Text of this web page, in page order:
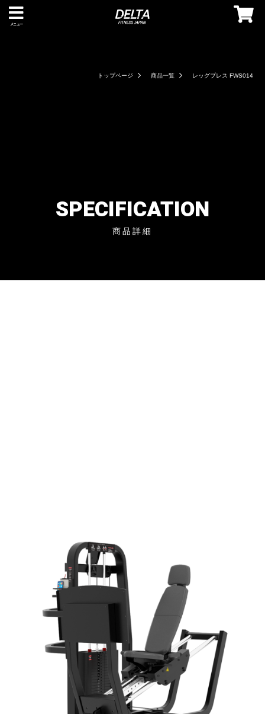
メニュー
トップページ 商品一覧 レッグプレス FWS014
SPECIFICATION
商品詳細